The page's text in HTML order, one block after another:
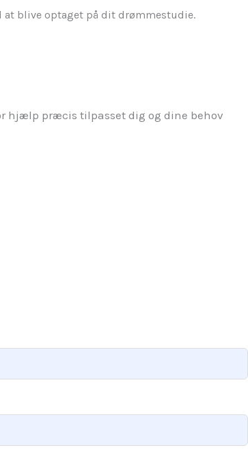
at blive optaget på dit drømmestudie.
hjælp præcis tilpasset dig og dine behov